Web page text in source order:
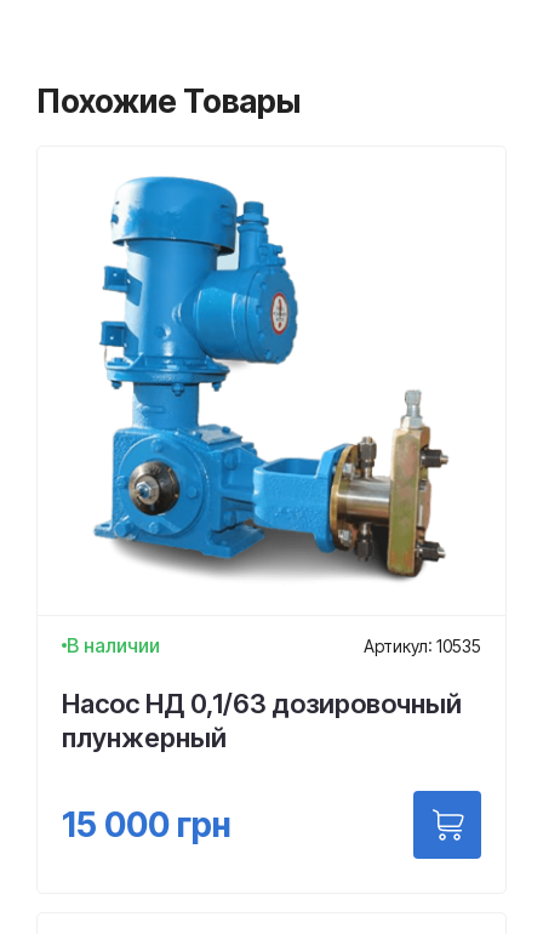
Похожие Товары
В наличии Артикул: 10535
Насос НД 0,1/63 дозировочный
плунжерный
15 000 грн